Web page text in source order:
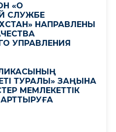
«О
СЛУЖБЕ
НАПРАВЛЕНЫ
УПРАВЛЕНИЯ
ТУРАЛЫ» ЗАҢЫНА
МЕМЛЕКЕТТІК